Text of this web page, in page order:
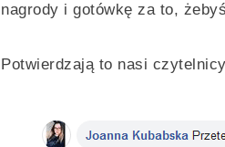
nagrody i gotówkę za to,
Potwierdzają to nasi